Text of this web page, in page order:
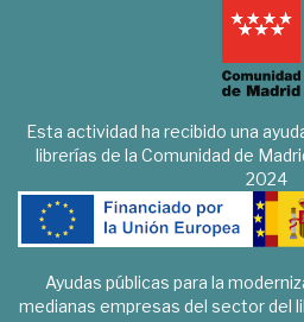
Esta actividad ha recibido una
librerías de la Comunidad de
2024
Ayudas públicas para la
medianas empresas del sector del